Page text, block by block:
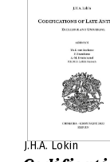
J.H.A. Lokin